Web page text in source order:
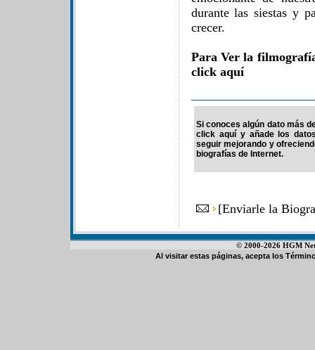
durante las siestas y
crecer.
Para Ver la
click aquí
Si conoces algún dato más
click aquí y añade los
seguir mejorando y
biografías de Internet.
[Enviarle la
© 2000-2026 HGM
Al visitar estas páginas, acepta los